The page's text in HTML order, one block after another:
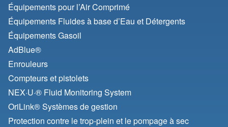
Équipements pour l’Air Comprimé
Équipements Fluides à base d’Eau et Détergents
Équipements Gasoil
AdBlue®
Enrouleurs
Compteurs et pistolets
NEX·U·® Fluid Monitoring System
OriLink® Systèmes de gestion
Protection contre le trop-plein et le pompage à sec